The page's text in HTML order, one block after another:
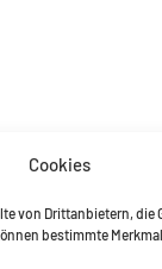
Cookies
von Drittanbietern, die
bestimmte